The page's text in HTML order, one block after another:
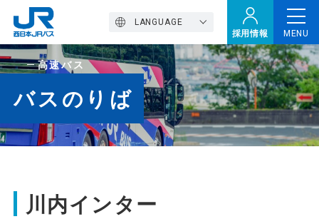
採用情報
LANGUAGE
MENU
トップページ
西バスの魅力
高速バス
高速バス
バスのりば
川内インター